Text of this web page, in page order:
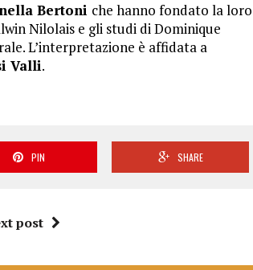
Bertoni che hanno fondato la loro
Nilolais e gli studi di Dominique
L’interpretazione è affidata a
Valli.
PIN SHARE
post